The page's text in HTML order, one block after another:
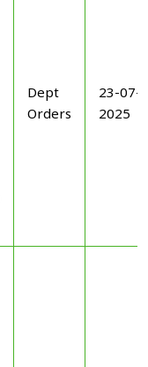
Dept
Orders
23-07-
2025